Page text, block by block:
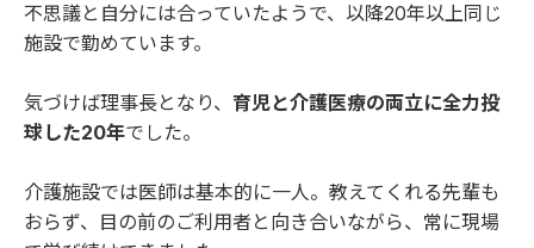
不思議と自分には合っていたようで、以降20年以上同じ
施設で勤めています。
気づけば理事長となり、 育児と介護医療の両立に全力投
球した20年でした。
介護施設では医師は基本的に一人。教えてくれる先輩も
おらず、目の前のご利用者と向き合いながら、常に現場